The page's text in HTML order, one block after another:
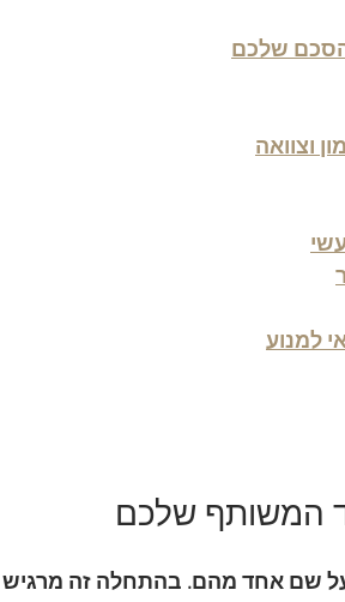
שלכם
וצוואה
למנוע
המשותף שלכם
על שם אחד מהם. בהתחלה זה